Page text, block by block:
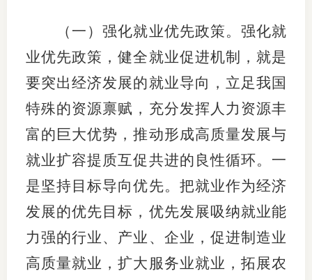
（一）强化就业优先政策。强化就
业优先政策，健全就业促进机制，就是
要突出经济发展的就业导向，立足我国
特殊的资源禀赋，充分发挥人力资源丰
富的巨大优势，推动形成高质量发展与
就业扩容提质互促共进的良性循环。一
是坚持目标导向优先。把就业作为经济
发展的优先目标，优先发展吸纳就业能
力强的行业、产业、企业，促进制造业
高质量就业，扩大服务业就业，拓展农